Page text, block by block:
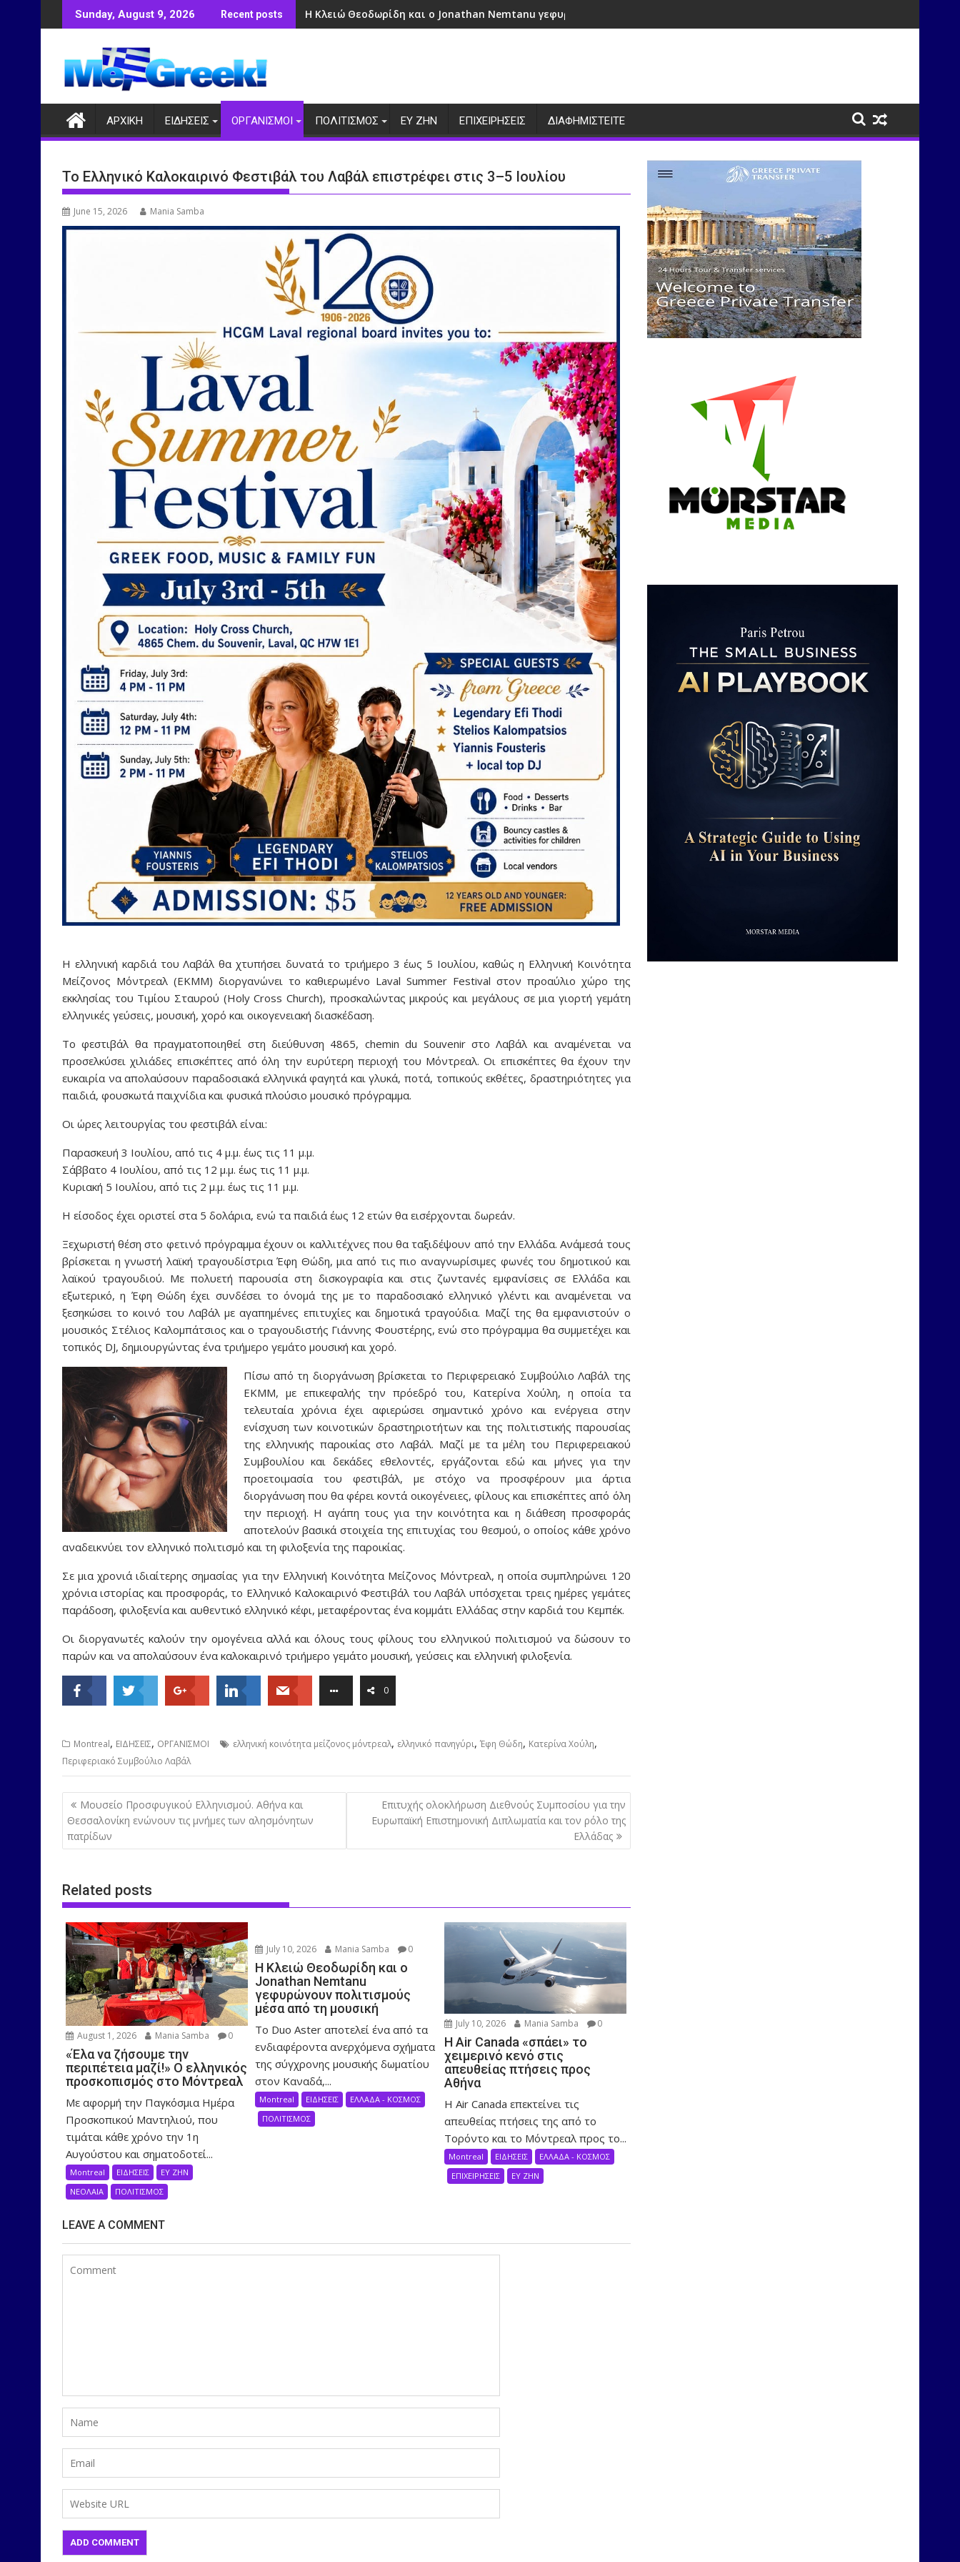
to
Sunday, August 9, 2026 Recent posts Η Κλειώ Θεοδωρίδη και ο Jonathan Nemtanu γεφυρώνουν πολιτισμούς μέσα από τη μουσική
ΑΡΧΙΚΗ ΕΙΔΗΣΕΙΣ ΟΡΓΑΝΙΣΜΟΙ ΠΟΛΙΤΙΣΜΟΣ ΕΥ ΖΗΝ ΕΠΙΧΕΙΡΗΣΕΙΣ ΔΙΑΦΗΜΙΣΤΕΙΤΕ
Το Ελληνικό Καλοκαιρινό Φεστιβάλ του Λαβάλ επιστρέφει στις 3–5 Ιουλίου
June 15, 2026 Mania Samba
Η ελληνική καρδιά του Λαβάλ θα χτυπήσει δυνατά το τριήμερο 3 έως 5 Ιουλίου, καθώς η Ελληνική Κοινότητα
Μείζονος Μόντρεαλ (ΕΚΜΜ) διοργανώνει το καθιερωμένο Laval Summer Festival στον προαύλιο χώρο της
εκκλησίας του Τιμίου Σταυρού (Holy Cross Church), προσκαλώντας μικρούς και μεγάλους σε μια γιορτή γεμάτη
ελληνικές γεύσεις, μουσική, χορό και οικογενειακή διασκέδαση.
Το φεστιβάλ θα πραγματοποιηθεί στη διεύθυνση 4865, chemin du Souvenir στο Λαβάλ και αναμένεται να
προσελκύσει χιλιάδες επισκέπτες από όλη την ευρύτερη περιοχή του Μόντρεαλ. Οι επισκέπτες θα έχουν την
ευκαιρία να απολαύσουν παραδοσιακά ελληνικά φαγητά και γλυκά, ποτά, τοπικούς εκθέτες, δραστηριότητες για
παιδιά, φουσκωτά παιχνίδια και φυσικά πλούσιο μουσικό πρόγραμμα.
Οι ώρες λειτουργίας του φεστιβάλ είναι:
Παρασκευή 3 Ιουλίου, από τις 4 μ.μ. έως τις 11 μ.μ.
Σάββατο 4 Ιουλίου, από τις 12 μ.μ. έως τις 11 μ.μ.
Κυριακή 5 Ιουλίου, από τις 2 μ.μ. έως τις 11 μ.μ.
Η είσοδος έχει οριστεί στα 5 δολάρια, ενώ τα παιδιά έως 12 ετών θα εισέρχονται δωρεάν.
Ξεχωριστή θέση στο φετινό πρόγραμμα έχουν οι καλλιτέχνες που θα ταξιδέψουν από την Ελλάδα. Ανάμεσά τους
βρίσκεται η γνωστή λαϊκή τραγουδίστρια Έφη Θώδη, μια από τις πιο αναγνωρίσιμες φωνές του δημοτικού και
λαϊκού τραγουδιού. Με πολυετή παρουσία στη δισκογραφία και στις ζωντανές εμφανίσεις σε Ελλάδα και
εξωτερικό, η Έφη Θώδη έχει συνδέσει το όνομά της με το παραδοσιακό ελληνικό γλέντι και αναμένεται να
ξεσηκώσει το κοινό του Λαβάλ με αγαπημένες επιτυχίες και δημοτικά τραγούδια. Μαζί της θα εμφανιστούν ο
μουσικός Στέλιος Καλομπάτσιος και ο τραγουδιστής Γιάννης Φουστέρης, ενώ στο πρόγραμμα θα συμμετέχει και
τοπικός DJ, δημιουργώντας ένα τριήμερο γεμάτο μουσική και χορό.
Πίσω από τη διοργάνωση βρίσκεται το Περιφερειακό Συμβούλιο Λαβάλ της
ΕΚΜΜ, με επικεφαλής την πρόεδρό του, Κατερίνα Χούλη, η οποία τα
τελευταία χρόνια έχει αφιερώσει σημαντικό χρόνο και ενέργεια στην
ενίσχυση των κοινοτικών δραστηριοτήτων και της πολιτιστικής παρουσίας
της ελληνικής παροικίας στο Λαβάλ. Μαζί με τα μέλη του Περιφερειακού
Συμβουλίου και δεκάδες εθελοντές, εργάζονται εδώ και μήνες για την
προετοιμασία του φεστιβάλ, με στόχο να προσφέρουν μια άρτια
διοργάνωση που θα φέρει κοντά οικογένειες, φίλους και επισκέπτες από όλη
την περιοχή. Η αγάπη τους για την κοινότητα και η διάθεση προσφοράς
αποτελούν βασικά στοιχεία της επιτυχίας του θεσμού, ο οποίος κάθε χρόνο
αναδεικνύει τον ελληνικό πολιτισμό και τη φιλοξενία της παροικίας.
Σε μια χρονιά ιδιαίτερης σημασίας για την Ελληνική Κοινότητα Μείζονος Μόντρεαλ, η οποία συμπληρώνει 120
χρόνια ιστορίας και προσφοράς, το Ελληνικό Καλοκαιρινό Φεστιβάλ του Λαβάλ υπόσχεται τρεις ημέρες γεμάτες
παράδοση, φιλοξενία και αυθεντικό ελληνικό κέφι, μεταφέροντας ένα κομμάτι Ελλάδας στην καρδιά του Κεμπέκ.
Οι διοργανωτές καλούν την ομογένεια αλλά και όλους τους φίλους του ελληνικού πολιτισμού να δώσουν το
παρών και να απολαύσουν ένα καλοκαιρινό τριήμερο γεμάτο μουσική, γεύσεις και ελληνική φιλοξενία.
0
Montreal, ΕΙΔΗΣΕΙΣ, ΟΡΓΑΝΙΣΜΟΙ ελληνική κοινότητα μείζονος μόντρεαλ, ελληνικό πανηγύρι, Έφη Θώδη, Κατερίνα Χούλη,
Περιφεριακό Συμβούλιο Λαβάλ
Post
navigation
Μουσείο Προσφυγικού Ελληνισμού. Αθήνα και
Θεσσαλονίκη ενώνουν τις μνήμες των αλησμόνητων
πατρίδων
Επιτυχής ολοκλήρωση Διεθνούς Συμποσίου για την
Ευρωπαϊκή Επιστημονική Διπλωματία και τον ρόλο της
Ελλάδας
Related posts
August 1, 2026 Mania Samba 0
«Έλα να ζήσουμε την
περιπέτεια μαζί!» Ο ελληνικός
προσκοπισμός στο Μόντρεαλ
Με αφορμή την Παγκόσμια Ημέρα
Προσκοπικού Μαντηλιού, που
τιμάται κάθε χρόνο την 1η
Αυγούστου και σηματοδοτεί...
Montreal ΕΙΔΗΣΕΙΣ
ΕΥ ΖΗΝ
ΝΕΟΛΑΙΑ
ΠΟΛΙΤΙΣΜΟΣ
July 10, 2026 Mania Samba 0
Η Κλειώ Θεοδωρίδη και ο
Jonathan Nemtanu
γεφυρώνουν πολιτισμούς
μέσα από τη μουσική
Το Duo Aster αποτελεί ένα από τα
ενδιαφέροντα ανερχόμενα σχήματα
της σύγχρονης μουσικής δωματίου
στον Καναδά,...
Montreal ΕΙΔΗΣΕΙΣ
ΕΛΛΑΔΑ - ΚΟΣΜΟΣ
ΠΟΛΙΤΙΣΜΟΣ
July 10, 2026 Mania Samba 0
Η Air Canada «σπάει» το
χειμερινό κενό στις
απευθείας πτήσεις προς
Αθήνα
Η Air Canada επεκτείνει τις
απευθείας πτήσεις της από το
Τορόντο και το Μόντρεαλ προς το...
Montreal ΕΙΔΗΣΕΙΣ
ΕΛΛΑΔΑ - ΚΟΣΜΟΣ
ΕΠΙΧΕΙΡΗΣΕΙΣ
ΕΥ ΖΗΝ
LEAVE A COMMENT